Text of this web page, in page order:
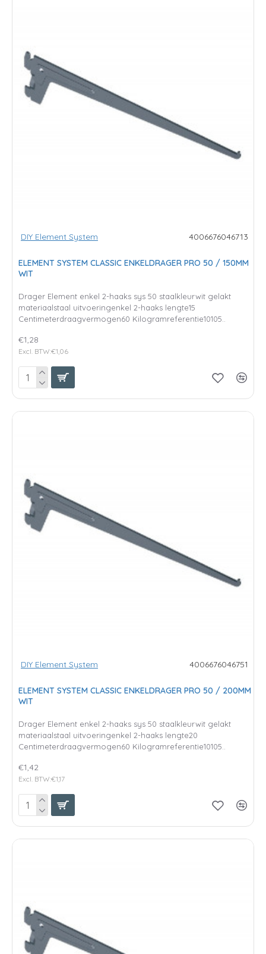
DIY Element System 4006676046713
ELEMENT SYSTEM CLASSIC ENKELDRAGER PRO 50 / 150MM
WIT
Drager Element enkel 2-haaks sys 50 staalkleurwit gelakt
materiaalstaal uitvoeringenkel 2-haaks lengte15
Centimeterdraagvermogen60 Kilogramreferentie10105..
€1,28
Excl. BTW:€1,06
DIY Element System 4006676046751
ELEMENT SYSTEM CLASSIC ENKELDRAGER PRO 50 / 200MM
WIT
Drager Element enkel 2-haaks sys 50 staalkleurwit gelakt
materiaalstaal uitvoeringenkel 2-haaks lengte20
Centimeterdraagvermogen60 Kilogramreferentie10105..
€1,42
Excl. BTW:€1,17